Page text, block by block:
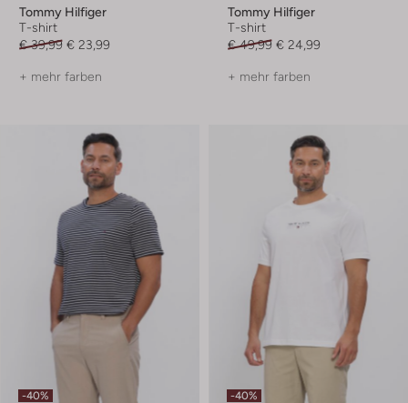
Tommy Hilfiger
T-shirt
€ 39,99 € 23,99
+ mehr farben
Tommy Hilfiger
T-shirt
€ 49,99 € 24,99
+ mehr farben
-40% -40%